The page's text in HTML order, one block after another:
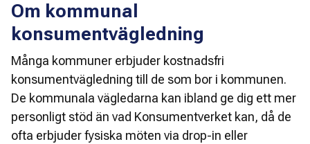
Om kommunal
konsumentvägledning
Många kommuner erbjuder kostnadsfri
konsumentvägledning till de som bor i kommunen.
De kommunala vägledarna kan ibland ge dig ett mer
personligt stöd än vad Konsumentverket kan, då de
ofta erbjuder fysiska möten via drop-in eller